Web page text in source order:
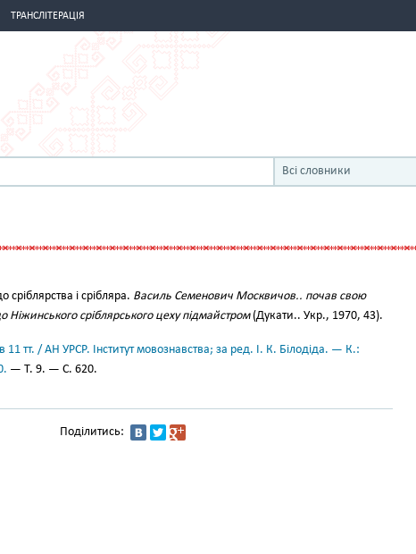
ТРАНСЛІТЕРАЦІЯ
Всі словники
сріблярства і срібляра. Василь Семенович Москвичов.. почав свою
Ніжинського сріблярського цеху підмайстром(Дукати.. Укр., 1970, 43).
11 тт. / АН УРСР. Інститут мовознавства; за ред. І. К. Білодіда. — К.:
— Т. 9. — С. 620.
Поділитись: